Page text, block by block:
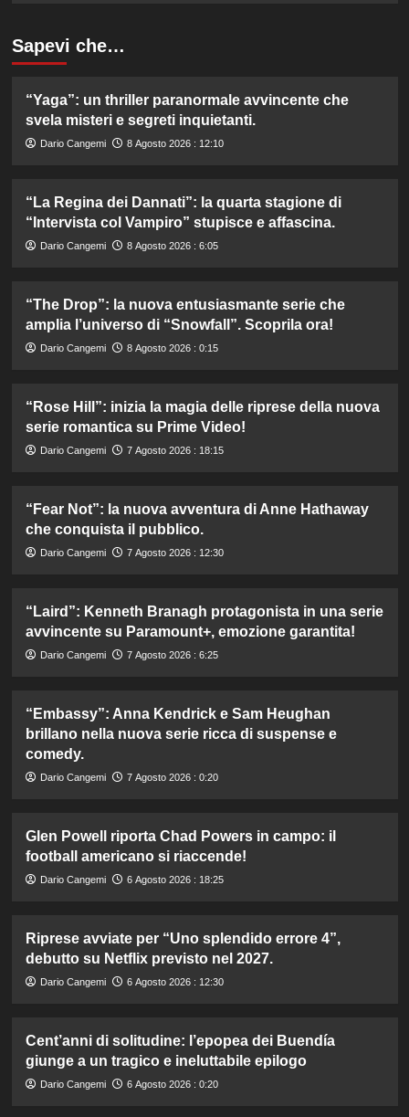
Sapevi che…
“Yaga”: un thriller paranormale avvincente che
svela misteri e segreti inquietanti.
Dario Cangemi 8 Agosto 2026 : 12:10
“La Regina dei Dannati”: la quarta stagione di
“Intervista col Vampiro” stupisce e affascina.
Dario Cangemi 8 Agosto 2026 : 6:05
“The Drop”: la nuova entusiasmante serie che
amplia l’universo di “Snowfall”. Scoprila ora!
Dario Cangemi 8 Agosto 2026 : 0:15
“Rose Hill”: inizia la magia delle riprese della nuova
serie romantica su Prime Video!
Dario Cangemi 7 Agosto 2026 : 18:15
“Fear Not”: la nuova avventura di Anne Hathaway
che conquista il pubblico.
Dario Cangemi 7 Agosto 2026 : 12:30
“Laird”: Kenneth Branagh protagonista in una serie
avvincente su Paramount+, emozione garantita!
Dario Cangemi 7 Agosto 2026 : 6:25
“Embassy”: Anna Kendrick e Sam Heughan
brillano nella nuova serie ricca di suspense e
comedy.
Dario Cangemi 7 Agosto 2026 : 0:20
Glen Powell riporta Chad Powers in campo: il
football americano si riaccende!
Dario Cangemi 6 Agosto 2026 : 18:25
Riprese avviate per “Uno splendido errore 4”,
debutto su Netflix previsto nel 2027.
Dario Cangemi 6 Agosto 2026 : 12:30
Cent’anni di solitudine: l’epopea dei Buendía
giunge a un tragico e ineluttabile epilogo
Dario Cangemi 6 Agosto 2026 : 0:20